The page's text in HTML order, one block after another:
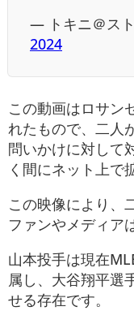
— トキニ＠ス
2024
この動画はロサン
れたもので、二人
問いかけに対して
く間にネット上で
この映像により、
ファンやメディア
山本投手は現在
属し、大谷翔平選
せる存在です。